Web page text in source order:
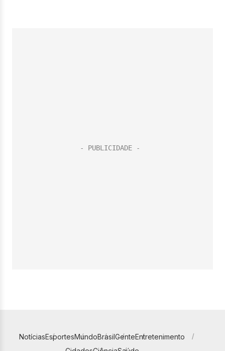
NotíciasEsportesMundoBrasilGenteEntretenimento